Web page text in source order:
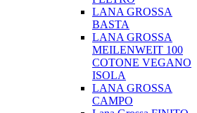
LANA GROSSA
BASTA
LANA GROSSA
MEILENWEIT 100
COTONE VEGANO
ISOLA
LANA GROSSA
CAMPO